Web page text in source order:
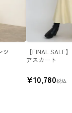
ツ
【FINAL SALE
アスカート
¥10,780税込